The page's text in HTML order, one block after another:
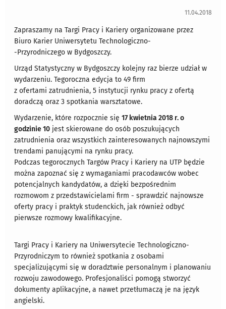
11.04.2018
Zapraszamy na Targi Pracy i Kariery organizowane przez
Biuro Karier Uniwersytetu Technologiczno-
-Przyrodniczego w Bydgoszczy.
Urząd Statystyczny w Bydgoszczy kolejny raz bierze udział w
wydarzeniu. Tegoroczna edycja to 49 firm
z ofertami zatrudnienia, 5 instytucji rynku pracy z ofertą
doradczą oraz 3 spotkania warsztatowe.
Wydarzenie, które rozpocznie się17 kwietnia 2018 r. o
godzinie 10 jest skierowane do osób poszukujących
zatrudnienia oraz wszystkich zainteresowanych najnowszymi
trendami panującymi na rynku pracy.
Podczas tegorocznych Targów Pracy i Kariery na UTP będzie
można zapoznać się z wymaganiami pracodawców wobec
potencjalnych kandydatów, a dzięki bezpośrednim
rozmowom z przedstawicielami firm - sprawdzić najnowsze
oferty pracy i praktyk studenckich, jak również odbyć
pierwsze rozmowy kwalifikacyjne.
Targi Pracy i Kariery na Uniwersytecie Technologiczno-
Przyrodniczym to również spotkania z osobami
specjalizującymi się w doradztwie personalnym i planowaniu
rozwoju zawodowego. Profesjonaliści pomogą stworzyć
dokumenty aplikacyjne, a nawet przetłumaczą je na język
angielski.